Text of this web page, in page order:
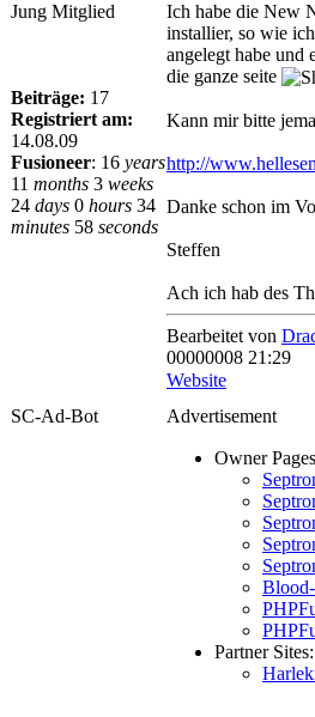
Jung Mitglied
Beiträge: 17
Registriert am:
14.08.09
Fusioneer: 16 years
11 months 3 weeks
24 days 0 hours 34
minutes 58 seconds
Ich habe die New
installier, so wie
angelegt habe und
die ganze seite
Kann mir bitte
http://
Danke schon im
Steffen
Ach ich hab des
Bearbeitet von
00000008 21:29
Website
SC-Ad-Bot
Advertisement
Owner
Partner Sites: